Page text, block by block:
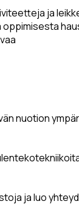
ja
nuotion
ja luo